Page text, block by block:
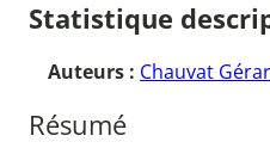
Statistique
Auteurs : Chauvat
Résumé